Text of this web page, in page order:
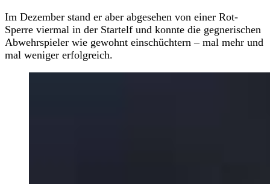
Im Dezember stand er aber abgesehen von einer Rot-
Sperre viermal in der Startelf und konnte die gegnerischen
Abwehrspieler wie gewohnt einschüchtern – mal mehr und
mal weniger erfolgreich.